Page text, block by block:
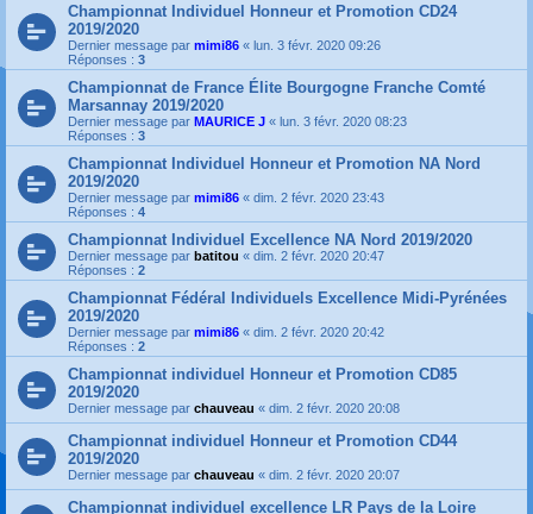
Championnat Individuel Honneur et Promotion CD24
2019/2020
Dernier message par mimi86 « lun. 3 févr. 2020 09:26
Réponses : 3
Championnat de France Élite Bourgogne Franche Comté
Marsannay 2019/2020
Dernier message par MAURICE J « lun. 3 févr. 2020 08:23
Réponses : 3
Championnat Individuel Honneur et Promotion NA Nord
2019/2020
Dernier message par mimi86 « dim. 2 févr. 2020 23:43
Réponses : 4
Championnat Individuel Excellence NA Nord 2019/2020
Dernier message par batitou « dim. 2 févr. 2020 20:47
Réponses : 2
Championnat Fédéral Individuels Excellence Midi-Pyrénées
2019/2020
Dernier message par mimi86 « dim. 2 févr. 2020 20:42
Réponses : 2
Championnat individuel Honneur et Promotion CD85
2019/2020
Dernier message par chauveau « dim. 2 févr. 2020 20:08
Championnat individuel Honneur et Promotion CD44
2019/2020
Dernier message par chauveau « dim. 2 févr. 2020 20:07
Championnat individuel excellence LR Pays de la Loire